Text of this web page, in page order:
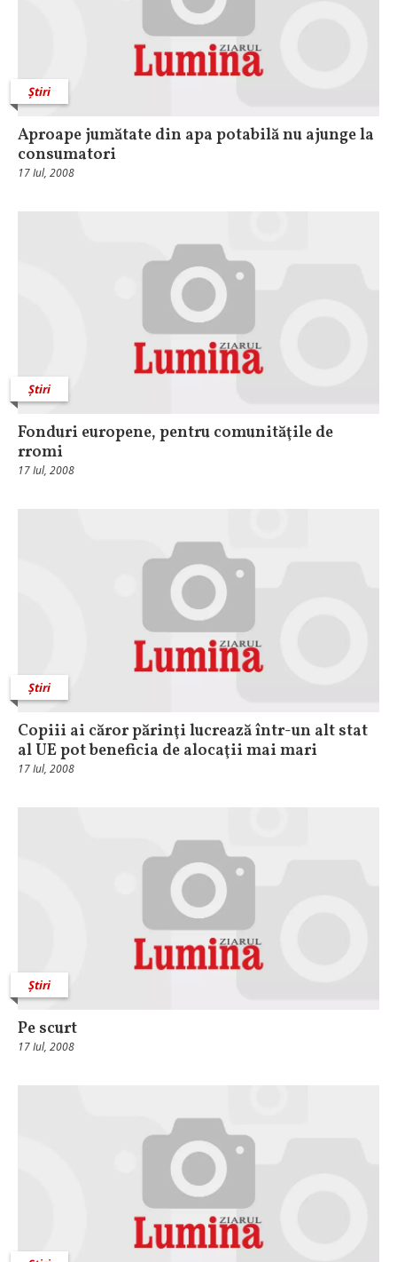
Știri
Aproape jumătate din apa potabilă nu ajunge la
consumatori
17 Iul, 2008
Știri
Fonduri europene, pentru comunităţile de
rromi
17 Iul, 2008
Știri
Copiii ai căror părinţi lucrează într-un alt stat
al UE pot beneficia de alocaţii mai mari
17 Iul, 2008
Știri
Pe scurt
17 Iul, 2008